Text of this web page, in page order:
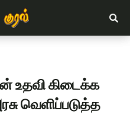
உதவி கிடைக்க
வெளிப்படுத்த